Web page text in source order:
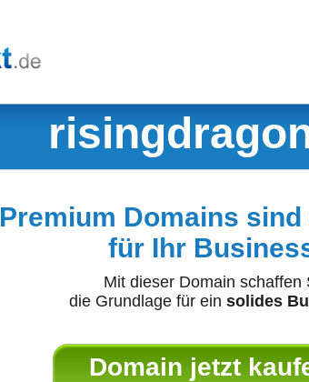
Premium Domains sind
für Ihr
Mit dieser Domain schaffen
die Grundlage für ein solides
Domain jetzt